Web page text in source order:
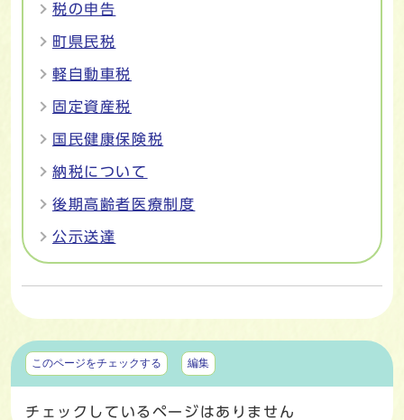
税の申告
町県民税
軽自動車税
固定資産税
国民健康保険税
納税について
後期高齢者医療制度
公示送達
マイページ
このページをチェックする 編集
チェックしているページはありません